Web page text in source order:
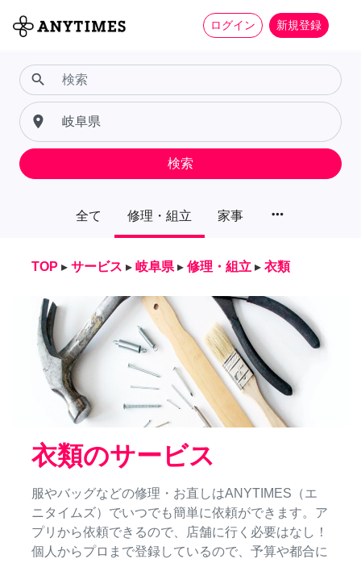
ログイン 新規登録
全て 修理・組立 家事 more_horiz
search
place
検索
TOP ▸ サービス ▸ 岐阜県 ▸ 修理・組立 ▸ 衣類
衣類のサービス
服やバッグなどの修理・お直しはANYTIMES（エ
ニタイムズ）でいつでも簡単に依頼ができます。ア
プリから依頼できるので、店舗に行く必要はなし！
個人からプロまで登録しているので、予算や都合に